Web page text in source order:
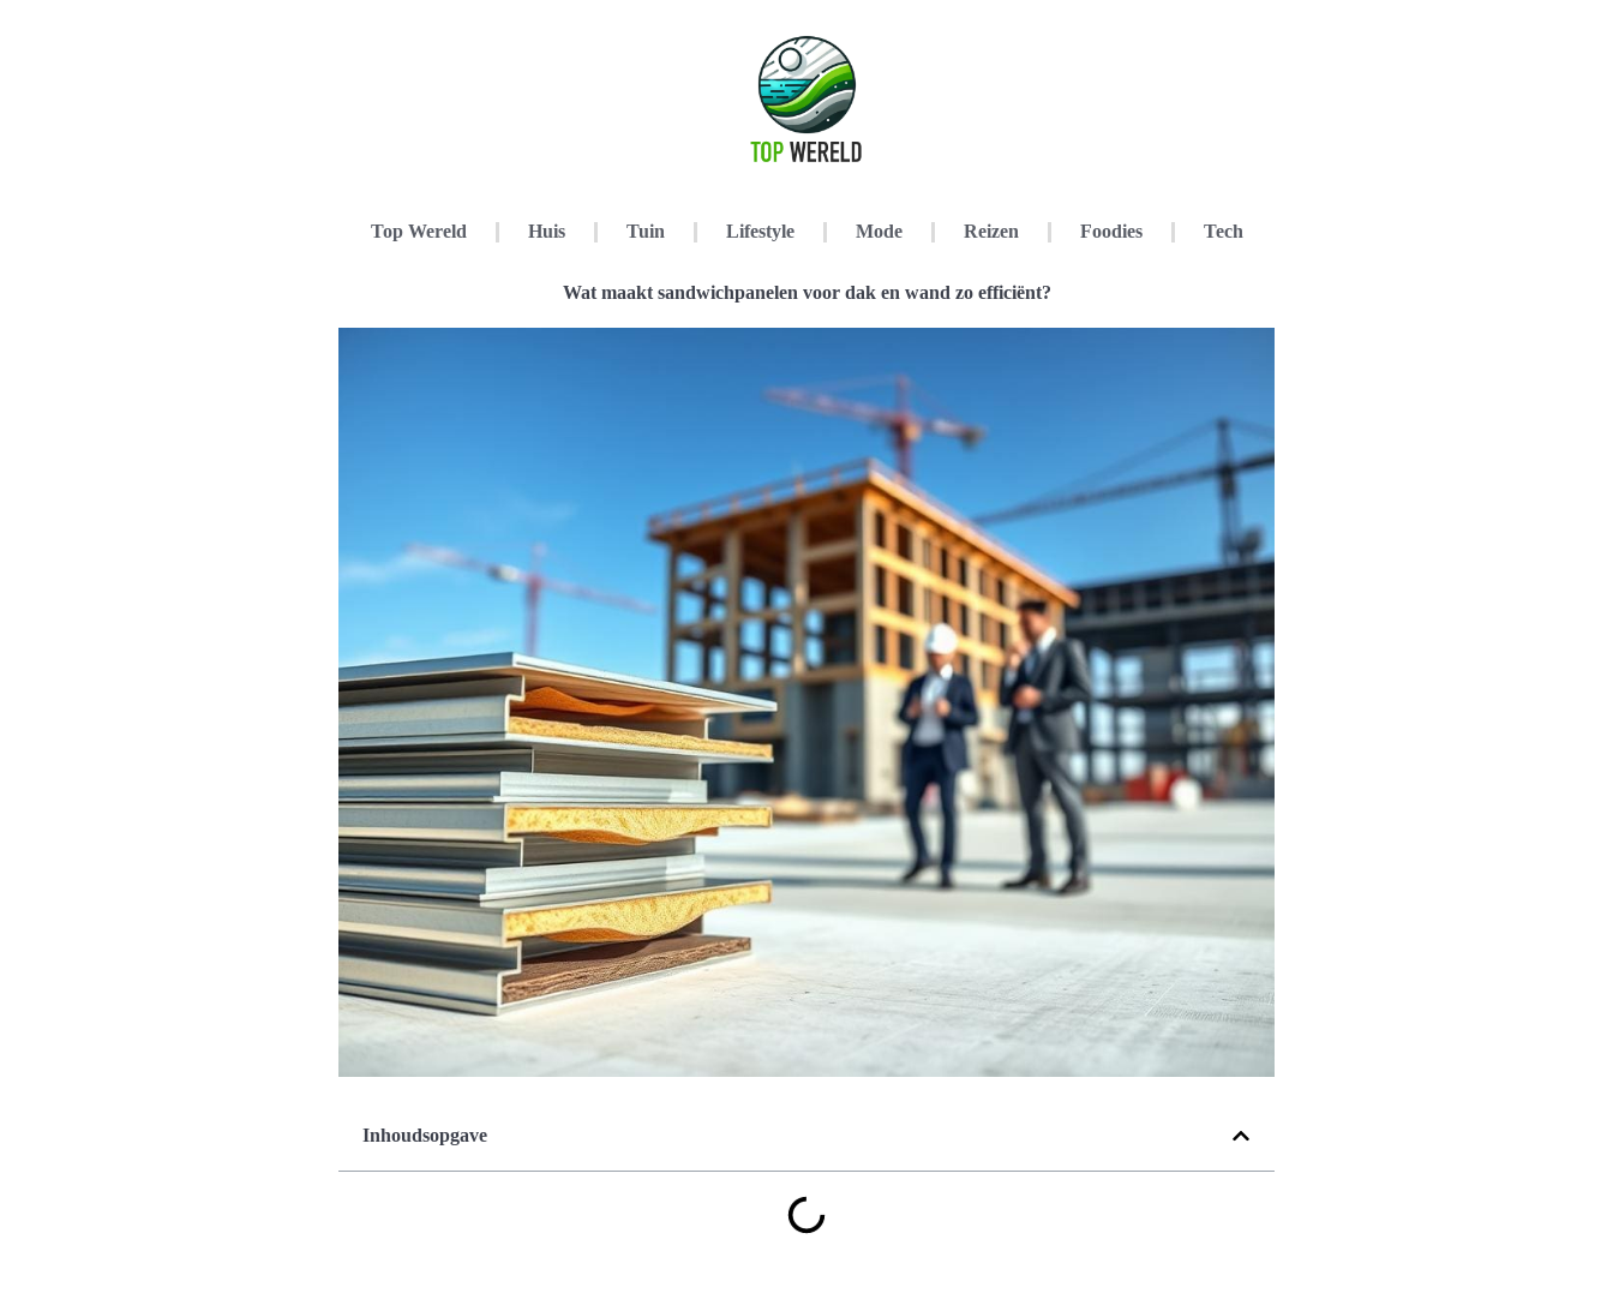
Top Wereld Huis Tuin Lifestyle Mode Reizen Foodies Tech
Wat maakt sandwichpanelen voor dak en wand zo efficiënt?
Inhoudsopgave